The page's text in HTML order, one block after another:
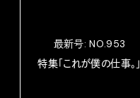
最新号: NO.953
特集「これが僕の仕事。」